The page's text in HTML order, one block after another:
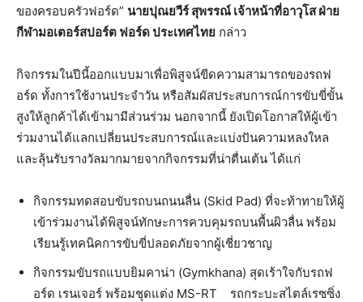
ของครอบครัวฟอร์ด” นายปุณยวีร์ สุพรรณ์ เจ้าหน้าที่อาวุโส ฝ่าย
กีฬามอเตอร์สปอร์ต ฟอร์ดประเทศไทย กล่าว
กิจกรรมในปีนี้ออกแบบมาเพื่อพิสูจน์ขีดความสามารถของรถฟ
อร์ด ทั้งการใช้งานประจำวัน หรือสัมผัสประสบการณ์การขับขี่ขั้น
สูงให้ลูกค้าได้เข้ามามีส่วนร่วม นอกจากนี้ ยังเปิดโอกาสให้ผู้เข้า
ร่วมงานได้แลกเปลี่ยนประสบการณ์และแบ่งปันความหลงใหล
และลุ้นรับรางวัลมากมายจากกิจกรรมที่น่าตื่นเต้น ได้แก่
กิจกรรมทดสอบขับรถบนถนนลื่น (Skid Pad) ที่จะท้าทายให้ผู้
เข้าร่วมงานได้พิสูจน์ทักษะการควบคุมรถบนพื้นผิวลื่น พร้อม
เรียนรู้เทคนิคการขับขี่ปลอดภัยจากผู้เชี่ยวชาญ
กิจกรรมขับรถแบบยิมคาน่า (Gymkhana) สุดเร้าใจกับรถฟ
อร์ด เรนเจอร์ พร้อมชุดแต่ง MS-RT
รถกระบะสไตล์เรซซิ่ง